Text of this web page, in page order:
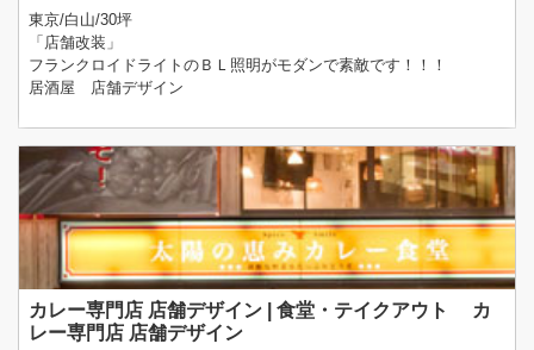
東京/白山/30坪
「店舗改装」
フランクロイドライトのＢＬ照明がモダンで素敵です！！！
居酒屋 店舗デザイン
カレー専門店 店舗デザイン | 食堂・テイクアウト カ
レー専門店 店舗デザイン